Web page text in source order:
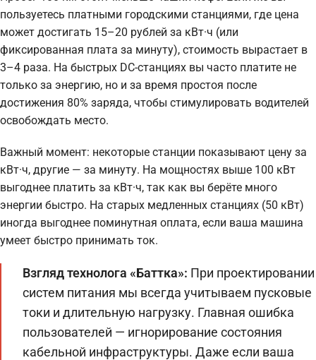
пользуетесь платными городскими станциями, где цена
может достигать 15–20 рублей за кВт·ч (или
фиксированная плата за минуту), стоимость вырастает в
3–4 раза. На быстрых DC-станциях вы часто платите не
только за энергию, но и за время простоя после
достижения 80% заряда, чтобы стимулировать водителей
освобождать место.
Важный момент: некоторые станции показывают цену за
кВт·ч, другие — за минуту. На мощностях выше 100 кВт
выгоднее платить за кВт·ч, так как вы берёте много
энергии быстро. На старых медленных станциях (50 кВт)
иногда выгоднее поминутная оплата, если ваша машина
умеет быстро принимать ток.
Взгляд технолога «Баттка»: При проектировании
систем питания мы всегда учитываем пусковые
токи и длительную нагрузку. Главная ошибка
пользователей — игнорирование состояния
кабельной инфраструктуры. Даже если ваша